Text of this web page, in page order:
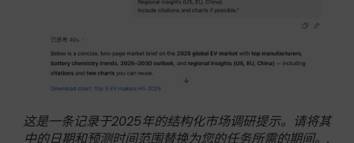
这是一条记录于2025年的结构化市场调研提示。请将其
中的日期和预测时间范围替换为您的任务所需的期间。.